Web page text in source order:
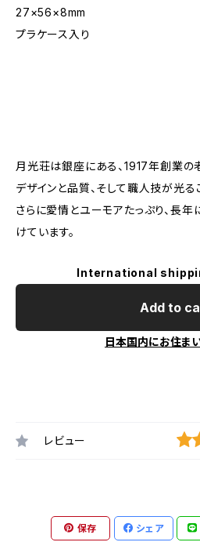
27×56×8mm
プラケース入り
月光荘は銀座にある、1917年創業の
デザインと品質、そして職人技が光る
さらに愛情とユーモアたっぷり、長
けています。
International
Add to
日本国内にお住ま
レビュー
保存 シェア